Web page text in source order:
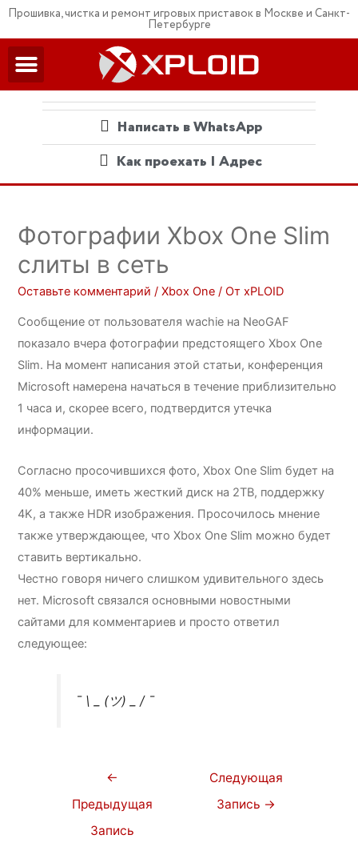
Прошивка, чистка и ремонт игровых приставок в Москве и Санкт-
Петербурге
Написать в WhatsApp
Как проехать | Адрес
Фотографии Xbox One Slim
слиты в сеть
Оставьте комментарий /Xbox One / ОтxPLOID
Сообщение от пользователя wachie на NeoGAF
показало вчера фотографии предстоящего Xbox One
Slim. На момент написания этой статьи, конференция
Microsoft намерена начаться в течение приблизительно
1 часа и, скорее всего, подтвердится утечка
информации.
Согласно просочившихся фото, Xbox One Slim будет на
40% меньше, иметь жесткий диск на 2TB, поддержку
4K, а также HDR изображения. Просочилось мнение
также утверждающее, что Xbox One Slim можно будет
ставить вертикально.
Честно говоря ничего слишком удивительного здесь
нет. Microsoft связался основными новостными
сайтами для комментариев и просто ответил
следующее:
¯ \ _ (ツ) _ / ¯
←
Предыдущая
Запись
Следующая
Запись →